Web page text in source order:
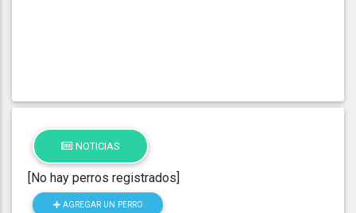
NOTICIAS
[No hay perros registrados]
AGREGAR UN PERRO